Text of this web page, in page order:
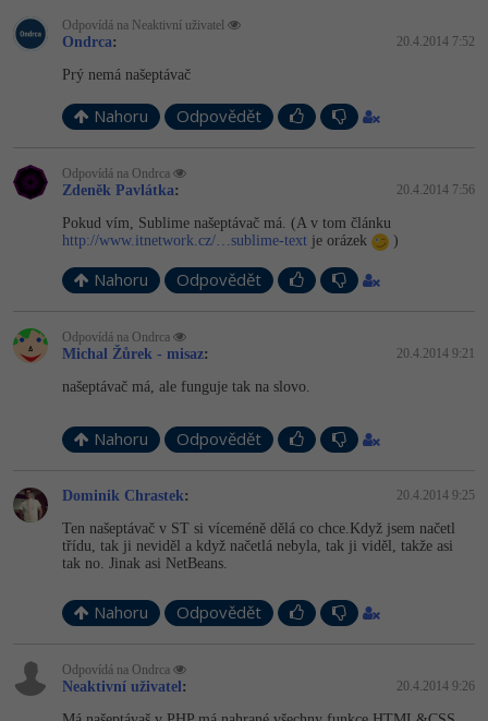
Odpovídá na Neaktivní uživatel
Ondrca: 20.4.2014 7:52
Prý nemá našeptávač
Nahoru Odpovědět
Odpovídá na Ondrca
Zdeněk Pavlátka: 20.4.2014 7:56
Pokud vím, Sublime našeptávač má. (A v tom článku
http://www.itnetwork.cz/…sublime-text je orázek )
Nahoru Odpovědět
Odpovídá na Ondrca
Michal Žůrek - misaz: 20.4.2014 9:21
našeptávač má, ale funguje tak na slovo.
Nahoru Odpovědět
Dominik Chrastek: 20.4.2014 9:25
Ten našeptávač v ST si víceméně dělá co chce.Když jsem načetl
třídu, tak ji neviděl a když načetlá nebyla, tak ji viděl, takže asi
tak no. Jinak asi NetBeans.
Nahoru Odpovědět
Odpovídá na Ondrca
Neaktivní uživatel : 20.4.2014 9:26